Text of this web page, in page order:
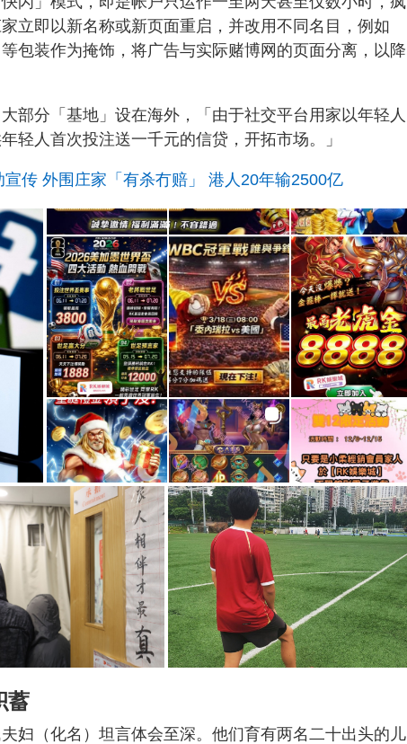
立即以新名称或新页面重启，并改用不同名目，例如
包装作为掩饰，将广告与实际赌博网的页面分离，以降
部分「基地」设在海外，「由于社交平台用家以年轻人
轻人首次投注送一千元的信贷，开拓市场。」
传 外围庄家「有杀冇赔」 港人20年输2500亿
蓄
妇（化名）坦言体会至深。他们育有两名二十出头的儿